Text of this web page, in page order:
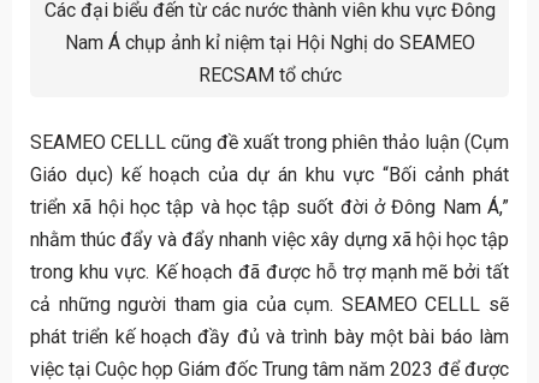
Các đại biểu đến từ các nước thành viên khu vực Đông
Nam Á chụp ảnh kỉ niệm tại Hội Nghị do SEAMEO
RECSAM tổ chức
SEAMEO CELLL cũng đề xuất trong phiên thảo luận (Cụm
Giáo dục) kế hoạch của dự án khu vực “Bối cảnh phát
triển xã hội học tập và học tập suốt đời ở Đông Nam Á,”
nhằm thúc đẩy và đẩy nhanh việc xây dựng xã hội học tập
trong khu vực. Kế hoạch đã được hỗ trợ mạnh mẽ bởi tất
cả những người tham gia của cụm. SEAMEO CELLL sẽ
phát triển kế hoạch đầy đủ và trình bày một bài báo làm
việc tại Cuộc họp Giám đốc Trung tâm năm 2023 để được